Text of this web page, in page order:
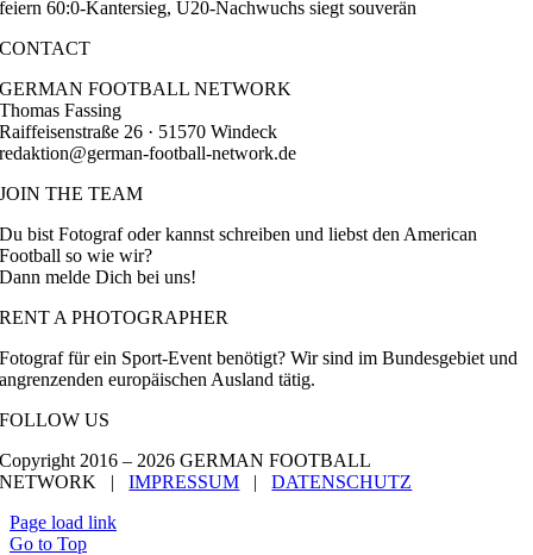
feiern 60:0-Kantersieg, U20-Nachwuchs siegt souverän
CONTACT
GERMAN FOOTBALL NETWORK
Thomas Fassing
Raiffeisenstraße 26 · 51570 Windeck
redaktion@german-football-network.de
JOIN THE TEAM
Du bist Fotograf oder kannst schreiben und liebst den American
Football so wie wir?
Dann melde Dich bei uns!
RENT A PHOTOGRAPHER
Fotograf für ein Sport-Event benötigt? Wir sind im Bundesgebiet und
angrenzenden europäischen Ausland tätig.
FOLLOW US
Copyright 2016 – 2026 GERMAN FOOTBALL
NETWORK |IMPRESSUM |DATENSCHUTZ
Page load link
Go to Top